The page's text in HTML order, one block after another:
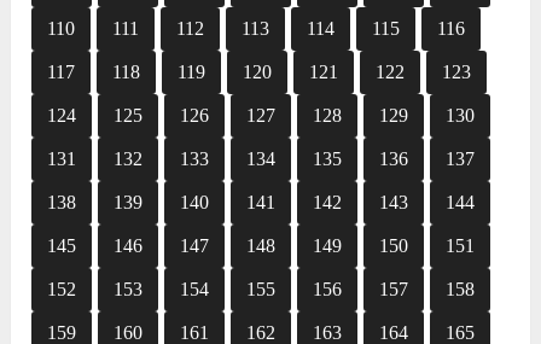
110 111 112 113 114 115 116
117 118 119 120 121 122 123
124 125 126 127 128 129 130
131 132 133 134 135 136 137
138 139 140 141 142 143 144
145 146 147 148 149 150 151
152 153 154 155 156 157 158
159 160 161 162 163 164 165